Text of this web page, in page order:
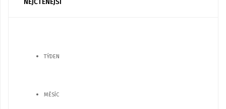
NEJČTENĚJŠÍ
TÝDEN
MĚSÍC